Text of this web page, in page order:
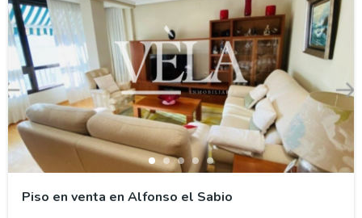
Piso en venta en Alfonso el Sabio